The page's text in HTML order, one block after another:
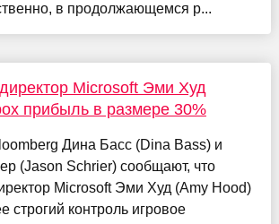
в продолжающемся р...
Microsoft Эми Худ
прибыль в размере 30%
Дина Басс (Dina Bass) и
(Jason Schrier) сообщают, что
Microsoft Эми Худ (Amy Hood)
строгий контроль игровое